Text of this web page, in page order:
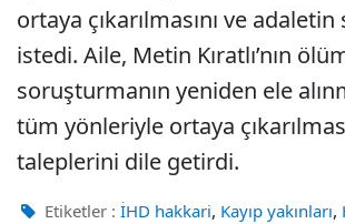
ortaya çıkarılmasını ve adaletin
istedi. Aile, Metin Kıratlı’nın
soruşturmanın yeniden ele
tüm yönleriyle ortaya
taleplerini dile getirdi.
Etiketler : İHD hakkari, Kayıp yakınları,